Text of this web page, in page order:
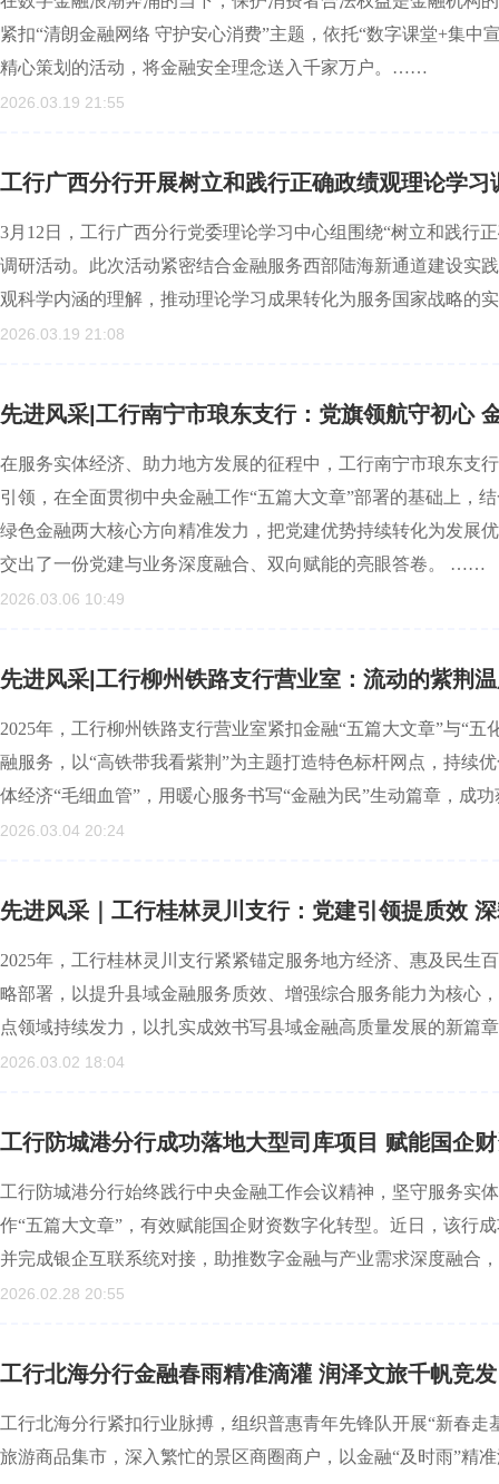
紧扣“清朗金融网络 守护安心消费”主题，依托“数字课堂+集中
精心策划的活动，将金融安全理念送入千家万户。……
2026.03.19 21:55
工行广西分行开展树立和践行正确政绩观理论学习
3月12日，工行广西分行党委理论学习中心组围绕“树立和践行
调研活动。此次活动紧密结合金融服务西部陆海新通道建设实
观科学内涵的理解，推动理论学习成果转化为服务国家战略
2026.03.19 21:08
先进风采|工行南宁市琅东支行：党旗领航守初心
在服务实体经济、助力地方发展的征程中，工行南宁市琅东支
引领，在全面贯彻中央金融工作“五篇大文章”部署的基础上，
绿色金融两大核心方向精准发力，把党建优势持续转化为发展
交出了一份党建与业务深度融合、双向赋能的亮眼答卷。 ……
2026.03.06 10:49
先进风采|工行柳州铁路支行营业室：流动的紫荆
2025年，工行柳州铁路支行营业室紧扣金融“五篇大文章”与“
融服务，以“高铁带我看紫荆”为主题打造特色标杆网点，持续
体经济“毛细血管”，用暖心服务书写“金融为民”生动篇章，成
2026.03.04 20:24
先进风采｜工行桂林灵川支行：党建引领提质效
2025年，工行桂林灵川支行紧紧锚定服务地方经济、惠及民生
略部署，以提升县域金融服务质效、增强综合服务能力为核心
点领域持续发力，以扎实成效书写县域金融高质量发展的新
2026.03.02 18:04
工行防城港分行成功落地大型司库项目 赋能国企
工行防城港分行始终践行中央金融工作会议精神，坚守服务实
作“五篇大文章”，有效赋能国企财资数字化转型。近日，该行
并完成银企互联系统对接，助推数字金融与产业需求深度融
2026.02.28 20:55
工行北海分行金融春雨精准滴灌 润泽文旅千帆竞发
工行北海分行紧扣行业脉搏，组织普惠青年先锋队开展“新春
旅游商品集市，深入繁忙的景区商圈商户，以金融“及时雨”精